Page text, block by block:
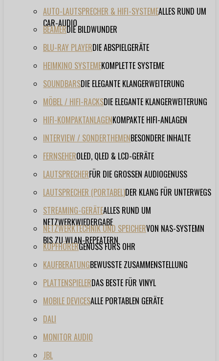
AUTO-LAUTSPRECHER & HIFI-SYSTEMEALLES RUND UM
CAR-AUDIO
BEAMERDIE BILDWUNDER
BLU-RAY PLAYERDIE ABSPIELGERÄTE
HEIMKINO SYSTEMEKOMPLETTE SYSTEME
SOUNDBARSDIE ELEGANTE KLANGERWEITERUNG
MÖBEL / HIFI-RACKSDIE ELEGANTE KLANGERWEITERUNG
HIFI-KOMPAKTANLAGENKOMPAKTE HIFI-ANLAGEN
INTERVIEW / SONDERTHEMENBESONDERE INHALTE
FERNSEHEROLED, QLED & LCD-GERÄTE
LAUTSPRECHERFÜR DIE GROSSEN AUDIOGENUSS
LAUTSPRECHER (PORTABEL)DER KLANG FÜR UNTERWEGS
STREAMING-GERÄTEALLES RUND UM
NETZWERKWIEDERGABE
NETZWERKTECHNIK UND SPEICHERVON NAS-SYSTEMN
BIS ZU WLAN-REPEATERN
KOPFHÖRERGENUSS FÜRS OHR
KAUFBERATUNGBEWUSSTE ZUSAMMENSTELLUNG
PLATTENSPIELERDAS BESTE FÜR VINYL
MOBILE DEVICESALLE PORTABLEN GERÄTE
DALI
MONITOR AUDIO
JBL